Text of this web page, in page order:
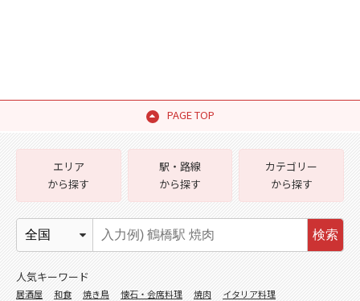
PAGE TOP
エリア
から探す
駅・路線
から探す
カテゴリー
から探す
検索
人気キーワード
居酒屋 和食 焼き鳥 懐石・会席料理 焼肉
イタリア料理